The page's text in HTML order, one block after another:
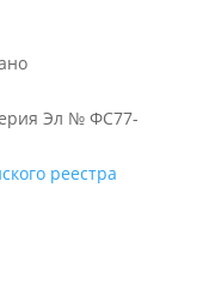
Эл № ФС77-
реестра